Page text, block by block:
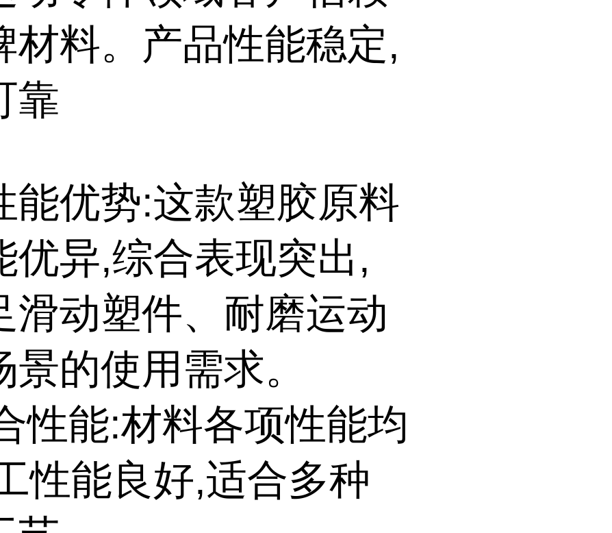
材料。产品性能稳定,
靠
能优势:这款塑胶原料
优异,综合表现突出,
滑动塑件、耐磨运动
景的使用需求。
性能:材料各项性能均
性能良好,适合多种